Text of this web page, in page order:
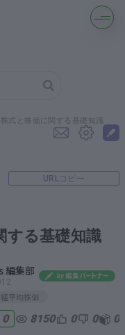
株式と株価に関する基礎知識
URLコピー
する基礎知識
編集部
経平均株価
0 8150 0 0 0